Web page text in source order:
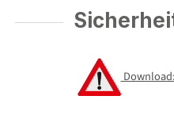
Download: